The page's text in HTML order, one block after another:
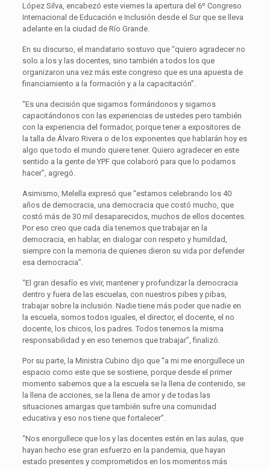
López Silva, encabezó este viernes la apertura del 6º Congreso
Internacional de Educación e Inclusión desde el Sur que se lleva
adelante en la ciudad de Río Grande.
En su discurso, el mandatario sostuvo que “quiero agradecer no
solo a los y las docentes, sino también a todos los que
organizaron una vez más este congreso que es una apuesta de
financiamiento a la formación y a la capacitación”.
“Es una decisión que sigamos formándonos y sigamos
capacitándonos con las experiencias de ustedes pero también
con la experiencia del formador, porque tener a expositores de
la talla de Álvaro Rivera o de los exponentes que hablarán hoy es
algo que todo el mundo quiere tener. Quiero agradecer en este
sentido a la gente de YPF que colaboró para que lo podamos
hacer”, agregó.
Asimismo, Melella expresó que “estamos celebrando los 40
años de democracia, una democracia que costó mucho, que
costó más de 30 mil desaparecidos, muchos de ellos docentes.
Por eso creo que cada día tenemos que trabajar en la
democracia, en hablar, en dialogar con respeto y humildad,
siempre con la memoria de quienes dieron su vida por defender
esa democracia”.
“El gran desafío es vivir, mantener y profundizar la democracia
dentro y fuera de las escuelas, con nuestros pibes y pibas,
trabajar sobre la inclusión. Nadie tiene más poder que nadie en
la escuela, somos todos iguales, el director, el docente, el no
docente, los chicos, los padres. Todos tenemos la misma
responsabilidad y en eso tenemos que trabajar”, finalizó.
Por su parte, la Ministra Cubino dijo que “a mi me enorgullece un
espacio como este que se sostiene, porque desde el primer
momento sabemos que a la escuela se la llena de contenido, se
la llena de acciones, se la llena de amor y de todas las
situaciones amargas que también sufre una comunidad
educativa y eso nos tiene que fortalecer”.
“Nos enorgullece que los y las docentes estén en las aulas, que
hayan hecho ese gran esfuerzo en la pandemia, que hayan
estado presentes y comprometidos en los momentos más